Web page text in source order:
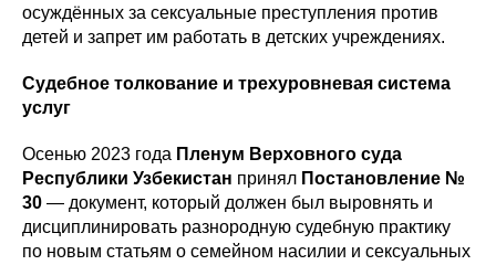
осуждённых за сексуальные преступления против
детей и запрет им работать в детских учреждениях.
Судебное толкование и трехуровневая система
услуг
Осенью 2023 года Пленум Верховного суда
Республики Узбекистан принял Постановление №
30 — документ, который должен был выровнять и
дисциплинировать разнородную судебную практику
по новым статьям о семейном насилии и сексуальных